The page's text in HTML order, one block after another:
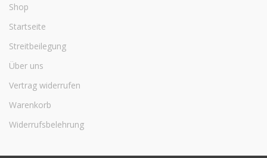
Shop
Startseite
Streitbeilegung
Über uns
Vertrag widerrufen
Warenkorb
Widerrufsbelehrung